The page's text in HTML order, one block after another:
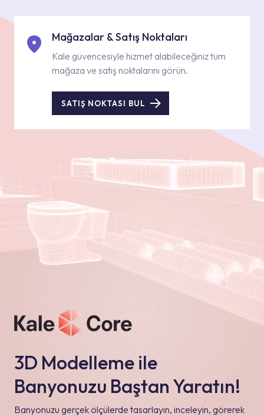
Mağazalar & Satış Noktaları
Kale güvencesiyle hizmet alabileceğiniz tüm
mağaza ve satış noktalarını görün.
SATIŞ NOKTASI BUL
3D Modelleme ile
Banyonuzu Baştan Yaratın!
Banyonuzu gerçek ölçülerde tasarlayın, inceleyin, görerek